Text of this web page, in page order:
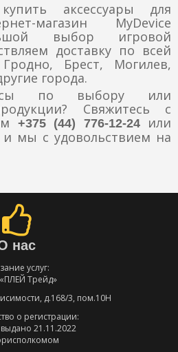
аксессуары для
магазин MyDevice
выбор игровой
доставку по всей
Брест, Могилев,
города.
по выбору или
Свяжитесь с
+375 (44) 776-12-24или
и мы с удовольствием на
нас
услуг:
Трейд»
д.168/3, пом.10Н
о регистрации:
21.11.2022